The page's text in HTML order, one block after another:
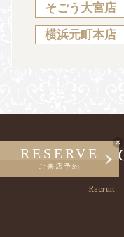
RESERVE
ご来店予約
そごう大宮店
横浜元町本店
Recruit